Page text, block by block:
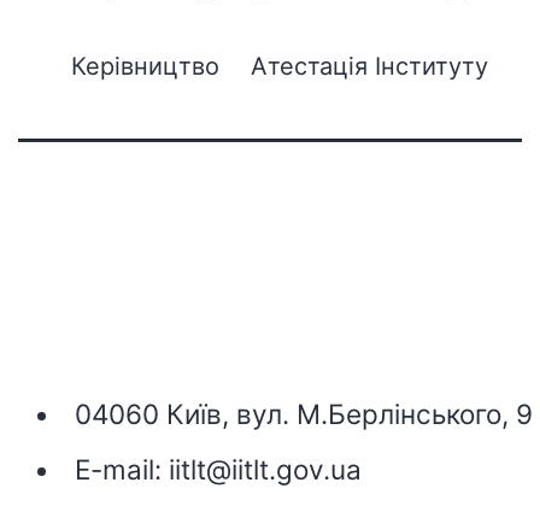
Керівництво Атестація Інституту
04060 Київ, вул. М.Берлінського, 9
E-mail: iitlt@iitlt.gov.ua